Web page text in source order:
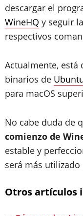
descargar el
WineHQ y seguir
respectivos
Actualmente, está
binarios de
para macOS
No cabe duda de
comienzo de
estable y
será más
Otros artículos